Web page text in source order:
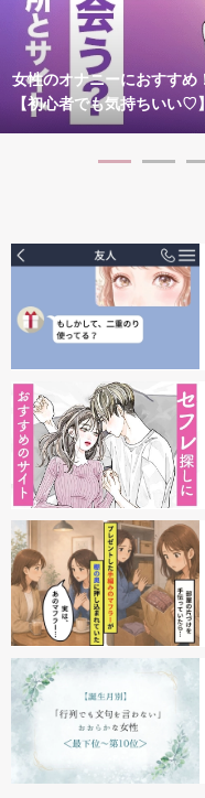
女性のオナニーにおすすめ
【初心者でも気持ちいい♡